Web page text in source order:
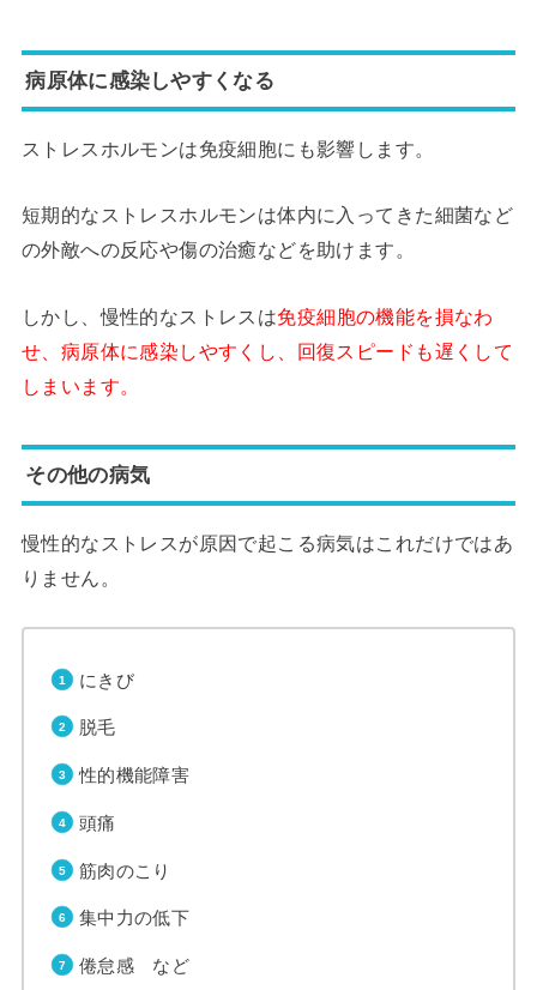
病原体に感染しやすくなる
ストレスホルモンは免疫細胞にも影響します。
短期的なストレスホルモンは体内に入ってきた細菌など
の外敵への反応や傷の治癒などを助けます。
しかし、慢性的なストレスは免疫細胞の機能を損なわ
せ、病原体に感染しやすくし、回復スピードも遅くして
しまいます。
その他の病気
慢性的なストレスが原因で起こる病気はこれだけではあ
りません。
にきび
脱毛
性的機能障害
頭痛
筋肉のこり
集中力の低下
倦怠感 など